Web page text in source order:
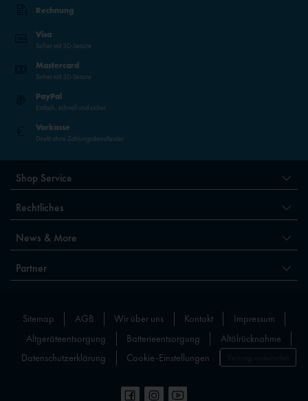
Rechnung
Visa
Sicher mit 3D-Secure
Mastercard
Sicher mit 3D-Secure
PayPal
Einfach, schnell und sicher
Vorkasse
Direkt ohne Zahlungsdienstleister
Shop Service
Rechtliches
News & More
Partner
Sitemap AGB Wir über uns Kontakt
Impressum
Altgeräteentsorgung
Batterieentsorgung
Altölrücknahme
Datenschutzerklärung
Cookie-Einstellungen